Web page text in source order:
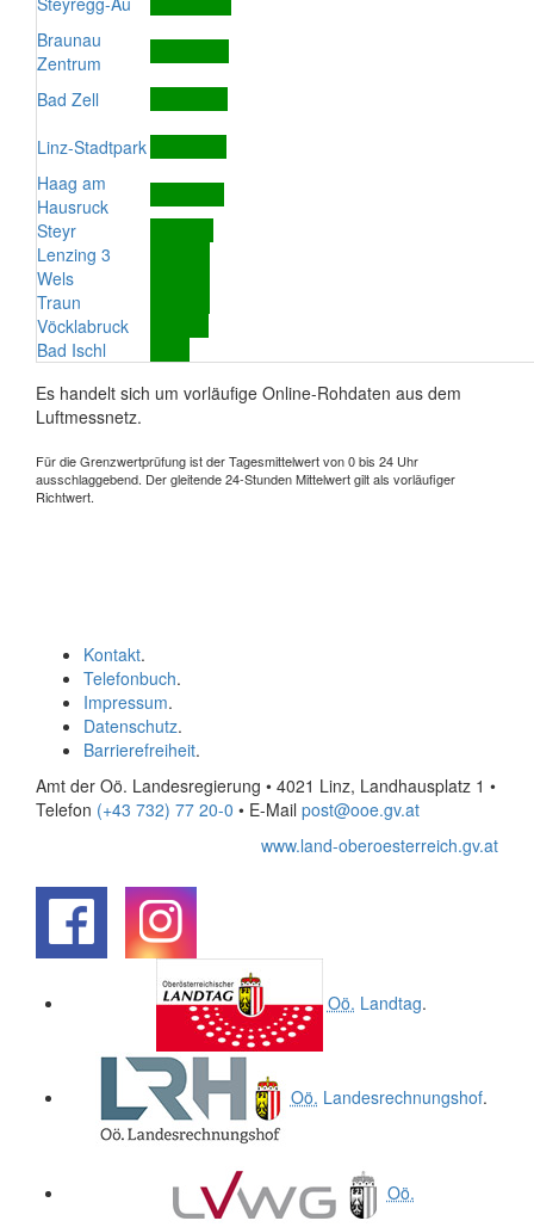
Braunau
Zentrum
Bad Zell
Linz-Stadtpark
Haag am
Hausruck
Steyr
Lenzing 3
Wels
Traun
Vöcklabruck
Bad Ischl
Es handelt sich um vorläufige Online-Rohdaten aus dem
Luftmessnetz.
Für die Grenzwertprüfung ist der Tagesmittelwert von 0 bis 24 Uhr
ausschlaggebend. Der gleitende 24-Stunden Mittelwert gilt als vorläufiger
Richtwert.
Kontakt.
Telefonbuch.
Impressum.
Datenschutz.
Barrierefreiheit.
Amt der Oö. Landesregierung • 4021 Linz, Landhausplatz 1 •
Telefon (+43 732) 77 20-0 • E-Mail post@ooe.gv.at
www.land-oberoesterreich.gv.at
Oö. Landtag.
Oö. Landesrechnungshof.
Oö.